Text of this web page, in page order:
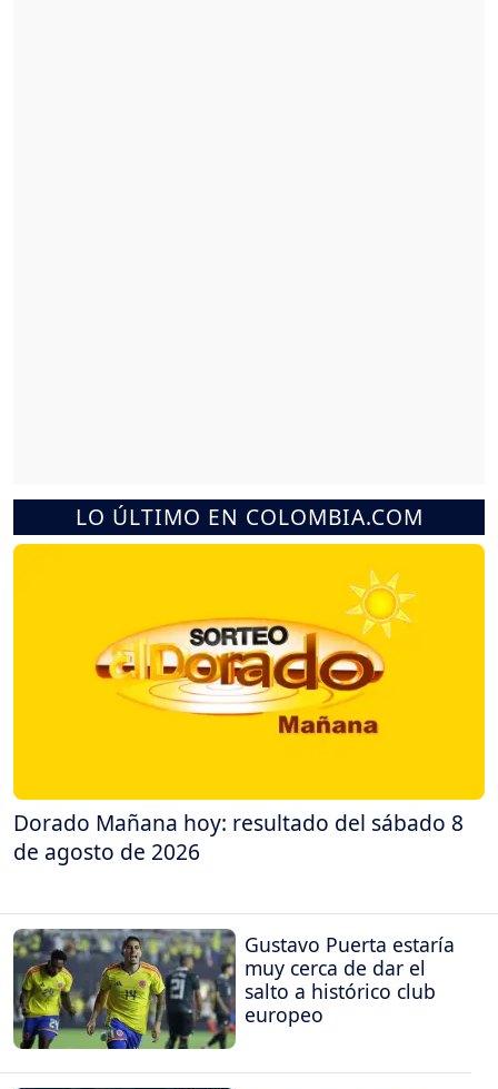
LO ÚLTIMO EN COLOMBIA.COM
Dorado Mañana hoy: resultado del sábado 8
de agosto de 2026
Gustavo Puerta estaría
muy cerca de dar el
salto a histórico club
europeo